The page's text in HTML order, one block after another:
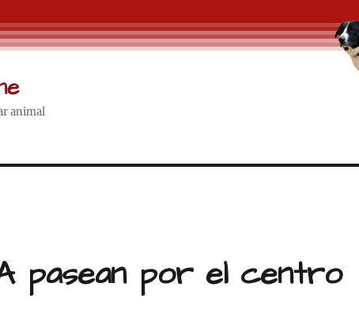
animal
pasean por el centro